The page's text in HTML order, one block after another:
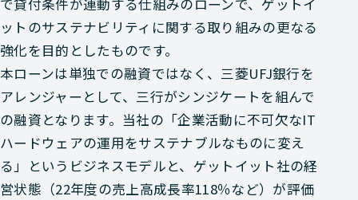
で貸付条件が連動する仕組みのローンで、ゲットイ
ットのサステナビリティに関する取り組みの更なる
強化を目的としたものです。
本ローンは単独での融資ではなく、三菱UFJ銀行を
アレンジャーとして、三行がシンジケートを組んで
の融資となります。当社の「企業活動に不可欠なIT
ハードウェアの運用をサステナブルなものに変え
る」というビジネスモデルと、ゲットイット社の経
営状態（22年度の売上高成長率118％など）が評価